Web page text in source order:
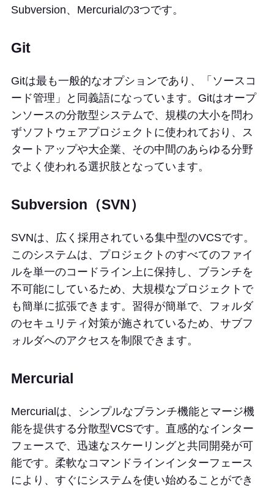
Subversion、Mercurialの3つです。
Git
Gitは最も一般的なオプションであり、「ソースコ
ード管理」と同義語になっています。Gitはオープ
ンソースの分散型システムで、規模の大小を問わ
ずソフトウェアプロジェクトに使われており、ス
タートアップや大企業、その中間のあらゆる分野
でよく使われる選択肢となっています。
Subversion（SVN）
SVNは、広く採用されている集中型のVCSです。
このシステムは、プロジェクトのすべてのファイ
ルを単一のコードライン上に保持し、ブランチを
不可能にしているため、大規模なプロジェクトで
も簡単に拡張できます。習得が簡単で、フォルダ
のセキュリティ対策が施されているため、サブフ
ォルダへのアクセスを制限できます。
Mercurial
Mercurialは、シンプルなブランチ機能とマージ機
能を提供する分散型VCSです。直感的なインター
フェースで、迅速なスケーリングと共同開発が可
能です。柔軟なコマンドラインインターフェース
により、すぐにシステムを使い始めることができ